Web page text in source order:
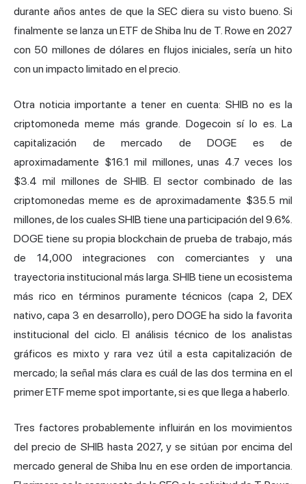
durante años antes de que la SEC diera su visto bueno. Si
finalmente se lanza un ETF de Shiba Inu de T. Rowe en 2027
con 50 millones de dólares en flujos iniciales, sería un hito
con un impacto limitado en el precio.
Otra noticia importante a tener en cuenta: SHIB no es la
criptomoneda meme más grande. Dogecoin sí lo es. La
capitalización de mercado de DOGE es de
aproximadamente $16.1 mil millones, unas 4.7 veces los
$3.4 mil millones de SHIB. El sector combinado de las
criptomonedas meme es de aproximadamente $35.5 mil
millones, de los cuales SHIB tiene una participación del 9.6%.
DOGE tiene su propia blockchain de prueba de trabajo, más
de 14,000 integraciones con comerciantes y una
trayectoria institucional más larga. SHIB tiene un ecosistema
más rico en términos puramente técnicos (capa 2, DEX
nativo, capa 3 en desarrollo), pero DOGE ha sido la favorita
institucional del ciclo. El análisis técnico de los analistas
gráficos es mixto y rara vez útil a esta capitalización de
mercado; la señal más clara es cuál de las dos termina en el
primer ETF meme spot importante, si es que llega a haberlo.
Tres factores probablemente influirán en los movimientos
del precio de SHIB hasta 2027, y se sitúan por encima del
mercado general de Shiba Inu en ese orden de importancia.